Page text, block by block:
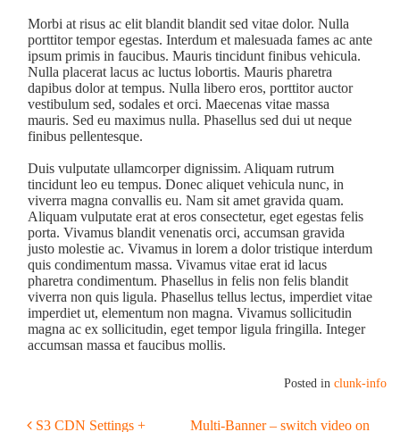
Morbi at risus ac elit blandit blandit sed vitae dolor. Nulla
porttitor tempor egestas. Interdum et malesuada fames ac ante
ipsum primis in faucibus. Mauris tincidunt finibus vehicula.
Nulla placerat lacus ac luctus lobortis. Mauris pharetra
dapibus dolor at tempus. Nulla libero eros, porttitor auctor
vestibulum sed, sodales et orci. Maecenas vitae massa
mauris. Sed eu maximus nulla. Phasellus sed dui ut neque
finibus pellentesque.
Duis vulputate ullamcorper dignissim. Aliquam rutrum
tincidunt leo eu tempus. Donec aliquet vehicula nunc, in
viverra magna convallis eu. Nam sit amet gravida quam.
Aliquam vulputate erat at eros consectetur, eget egestas felis
porta. Vivamus blandit venenatis orci, accumsan gravida
justo molestie ac. Vivamus in lorem a dolor tristique interdum
quis condimentum massa. Vivamus vitae erat id lacus
pharetra condimentum. Phasellus in felis non felis blandit
viverra non quis ligula. Phasellus tellus lectus, imperdiet vitae
imperdiet ut, elementum non magna. Vivamus sollicitudin
magna ac ex sollicitudin, eget tempor ligula fringilla. Integer
accumsan massa et faucibus mollis.
Posted in clunk-info
S3 CDN Settings + Multi-Banner – switch video on